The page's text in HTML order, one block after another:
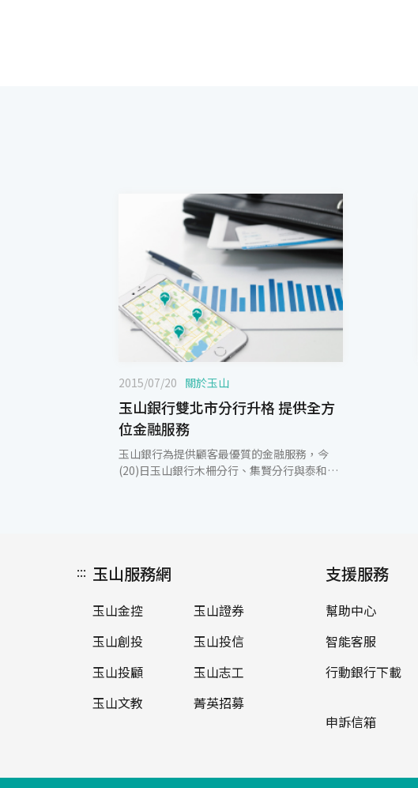
2015/07/20 關於玉山
玉山銀行雙北市分行升格 提供全方
位金融服務
玉山銀行為提供顧客最優質的金融服務，今
(20)日玉山銀行木柵分行、集賢分行與泰和分
般分行以及新設一家分行。玉山銀行表示將持
續加強提供對文創業者在消費金融、信用卡、
現金管理等完整的金融解決方案，並整合玉山
金控資源，力挺台灣文創產業，善盡對台灣這
塊土地的企業社會責任。 「深耕台灣、布局亞
洲」是玉山第三個10年的重要策略，目前玉山
在台灣有136家分行以及玉山證券21家分公
辦事處以及子行柬埔寨聯合商業銀行9家分
行，並正積極籌設中國深圳子行、越南同奈分
::: 玉山服務網
玉山金控
玉山證券
玉山創投
玉山投信
玉山投顧
玉山志工
玉山文教
菁英招募
支援服務
幫助中心
智能客服
行動銀行下載
申訴信箱